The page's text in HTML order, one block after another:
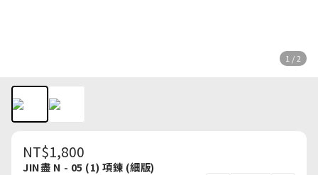
1 / 2
NT$1,800
JIN盡 N - 05 (1) 項鍊 (細版)